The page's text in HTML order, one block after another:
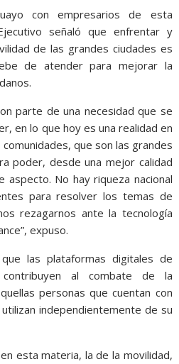
con empresarios de esta
señaló que enfrentar y
de las grandes ciudades es
de atender para mejorar la
parte de una necesidad que se
en lo que hoy es una realidad en
que son las grandes
poder, desde una mejor calidad
No hay riqueza nacional
para resolver los temas de
rezagarnos ante la tecnología
expuso.
las plataformas digitales de
contribuyen al combate de la
personas que cuentan con
independientemente de su
esta materia, la de la movilidad,